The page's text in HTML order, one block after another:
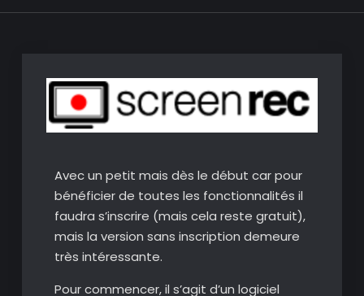
Avec un petit mais dès le début car pour
bénéficier de toutes les fonctionnalités il
faudra s’inscrire (mais cela reste gratuit),
mais la version sans inscription demeure
très intéressante.
Pour commencer, il s’agit d’un logiciel